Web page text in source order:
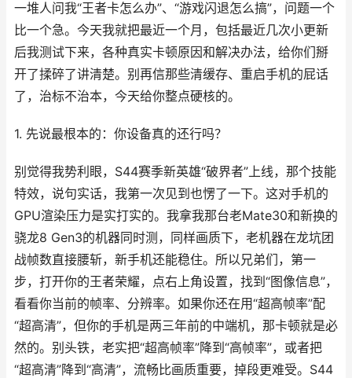
一堆人问我“王者卡怎么办”、“游戏闪退怎么搞”，问题一个
比一个急。今天我就把最近一个月，包括最近几次小更新
后我测试下来，各种真实卡顿原因和解决办法，给你们掰
开了揉碎了讲清楚。别再信那些清缓存、重启手机的屁话
了，治标不治本，今天给你整点硬核的。
1. 先说最根本的：你设备真的还行吗？
别觉得我势利眼，S44赛季新英雄“破界者”上线，那个技能
特效，说句实话，我第一次见到也愣了一下。这对手机的
GPU渲染压力是实打实的。我拿我那台老Mate30和新换的
骁龙8 Gen3的机器同时测，同样画质下，老机器在龙坑团
战帧数直接腰斩，新手机还能稳住。所以兄弟们，第一
步，打开你的王者荣耀，点右上角设置，找到“图像信息”，
看看你当前的帧率、分辨率。如果你还在用“超高帧率”配
“超高清”，但你的手机是两三年前的中端机，那卡顿就是必
然的。别头铁，老实把“超高帧率”降到“高帧率”，或者把
“超高清”降到“高清”，流畅比画质重要，掉段更难受。S44